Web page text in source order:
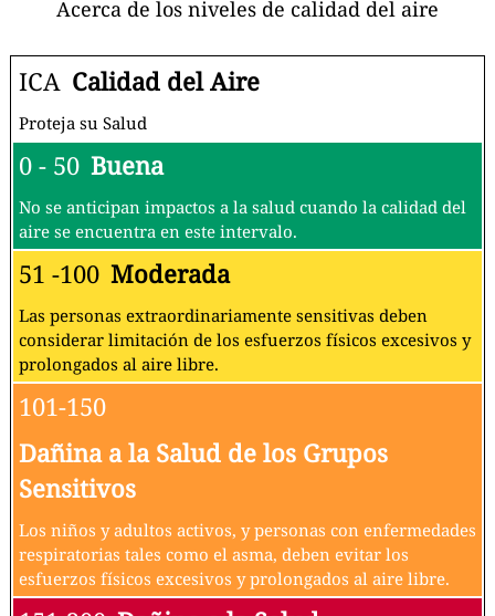
Acerca de los niveles de calidad del aire
ICA Calidad del Aire
Proteja su Salud
0 - 50 Buena
No se anticipan impactos a la salud cuando la calidad del
aire se encuentra en este intervalo.
51 -100 Moderada
Las personas extraordinariamente sensitivas deben
considerar limitación de los esfuerzos físicos excesivos y
prolongados al aire libre.
101-150
Dañina a la Salud de los Grupos
Sensitivos
Los niños y adultos activos, y personas con enfermedades
respiratorias tales como el asma, deben evitar los
esfuerzos físicos excesivos y prolongados al aire libre.